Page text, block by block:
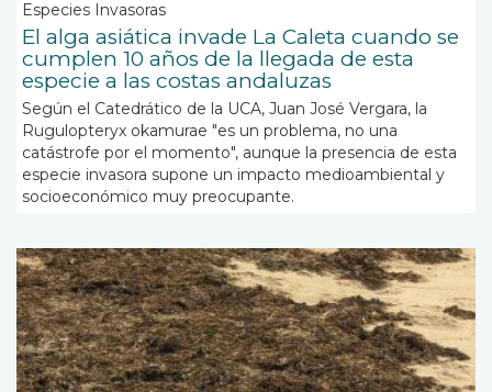
Especies Invasoras
El alga asiática invade La Caleta cuando se
cumplen 10 años de la llegada de esta
especie a las costas andaluzas
Según el Catedrático de la UCA, Juan José Vergara, la
Rugulopteryx okamurae "es un problema, no una
catástrofe por el momento", aunque la presencia de esta
especie invasora supone un impacto medioambiental y
socioeconómico muy preocupante.